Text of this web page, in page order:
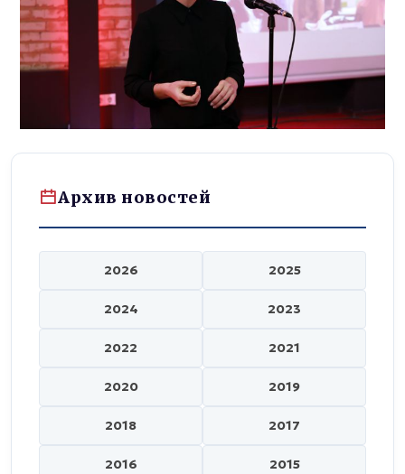
Архив новостей
2026 2025
2024 2023
2022 2021
2020 2019
2018 2017
2016 2015